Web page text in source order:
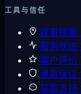
工具与信任
观看镜像
服务状态
客户评价
退款保证
获取支持